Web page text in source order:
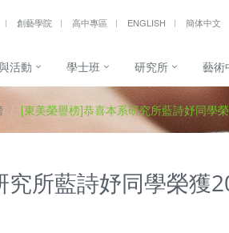
創藝學院 高中專區 ENGLISH 簡体中文
活動 學士班 研究所 藝術
[東美榮譽榜]恭喜本系研究所藍詩妤同學
所藍詩妤同學榮獲